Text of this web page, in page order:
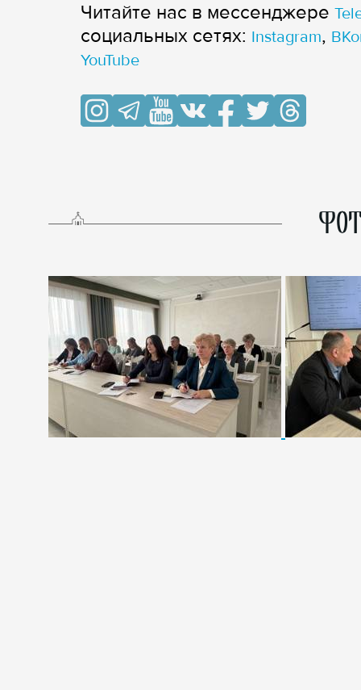
Читайте нас в мессенджере
cоциальных сетях: Instagram,
YouTube